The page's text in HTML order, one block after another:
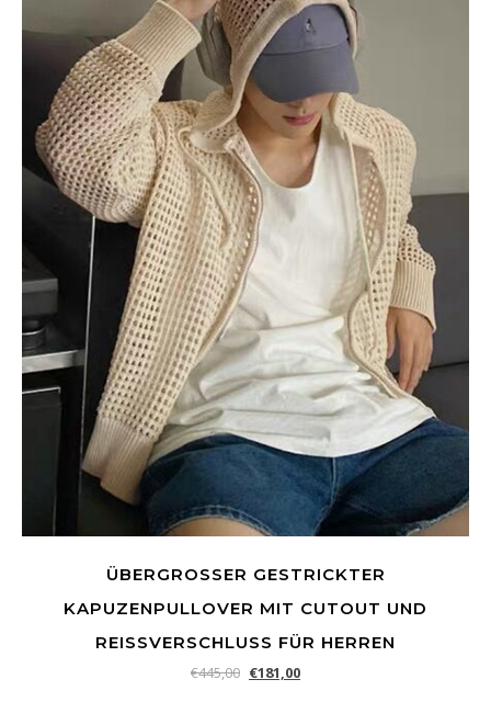
ÜBERGROSSER GESTRICKTER K
APUZENPULLOVER MIT CUTOUT UND R
EISSVERSCHLUSS FÜR HERREN
€445,00 €181,00